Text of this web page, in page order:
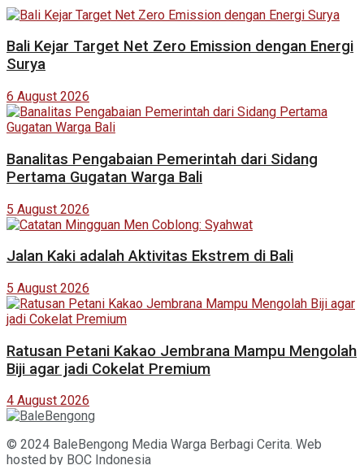
Bali Kejar Target Net Zero Emission dengan Energi
Surya
6 August 2026
Banalitas Pengabaian Pemerintah dari Sidang
Pertama Gugatan Warga Bali
5 August 2026
Jalan Kaki adalah Aktivitas Ekstrem di Bali
5 August 2026
Ratusan Petani Kakao Jembrana Mampu Mengolah
Biji agar jadi Cokelat Premium
4 August 2026
© 2024 BaleBengong Media Warga Berbagi Cerita. Web
hosted by BOC Indonesia